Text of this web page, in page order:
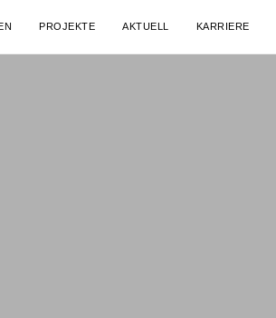
PROJEKTE AKTUELL KARRIERE